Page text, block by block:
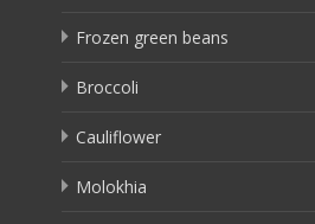
Frozen green beans
Broccoli
Cauliflower
Molokhia